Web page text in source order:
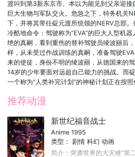
渡叫到第3新东京市。本以为能见到父亲迎接
巨大生物与军队交火。危急之下，特务机关
下，并将其带往碇元渡所统领的NERV总部
冷酷地命令：驾驶称为“EVA”的巨大人型机
绝的真嗣，看到重伤的替补驾驶员绫波丽后
样，从未受过作战训练的真嗣，准备驾驶
来的使徒，身份不明的绫波丽，从德国来的驾
14岁的少年要面对远超自己能力的挑战。而
一个称为“人类补完计划”的神秘计划正在按照
推荐动漫
新世纪福音战士
Anime 1995
类型： 剧情 科幻 动画
简介：突袭世界的大灾难“第